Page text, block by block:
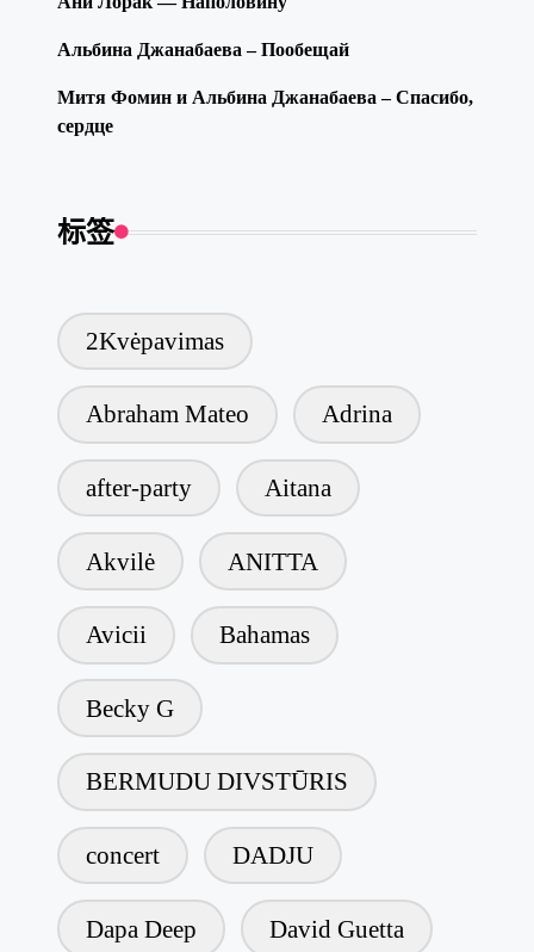
Альбина Джанабаева – Пообещай
Митя Фомин и Альбина Джанабаева – Спасибо,
сердце
标签
2Kvėpavimas
Abraham Mateo Adrina
after-party Aitana
Akvilė ANITTA
Avicii Bahamas
Becky G
BERMUDU DIVSTŪRIS
concert DADJU
Dapa Deep David Guetta